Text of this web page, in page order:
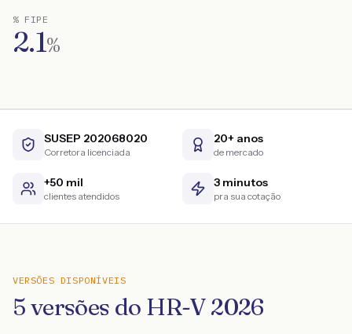
% FIPE
2.1%
SUSEP 202068020
Corretora licenciada
20+ anos
de mercado
+50 mil
clientes atendidos
3 minutos
pra sua cotação
VERSÕES DISPONÍVEIS
5versões do HR-V2026